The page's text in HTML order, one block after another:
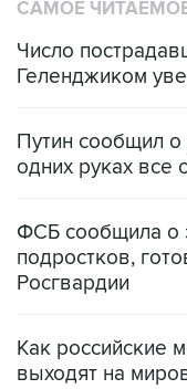
САМОЕ
Число
Геленджиком
Путин сообщил
одних руках
ФСБ сообщила о
подростков,
Росгвардии
Как российские
выходят на